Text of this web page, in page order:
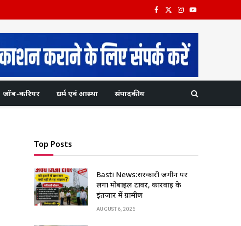
Facebook
X
Instagram
YouTube
जॉब-करियर धर्म एवं आस्था संपादकीय
Top Posts
Basti News:सरकारी जमीन पर
लगा मोबाइल टावर, कार्रवाई के
इंतजार में ग्रामीण
AUGUST 6, 2026